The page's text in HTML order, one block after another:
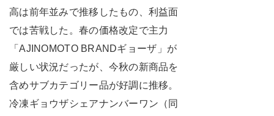
高は前年並みで推移したもの、利益面
では苦戦した。春の価格改定で主力
「AJINOMOTO BRANDギョーザ」が
厳しい状況だったが、今秋の新商品を
含めサブカテゴリー品が好調に推移。
冷凍ギョウザシェアナンバーワン（同